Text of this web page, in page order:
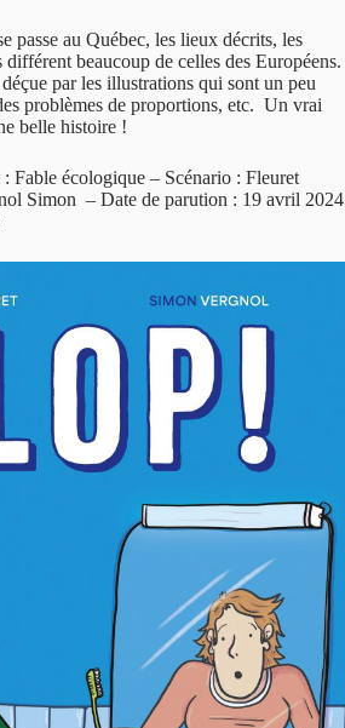
passe au Québec, les lieux décrits, les
différent beaucoup de celles des Européens.
par les illustrations qui sont un peu
problèmes de proportions, etc. Un vrai
belle histoire !
Fable écologique – Scénario : Fleuret
Simon – Date de parution : 19 avril 2024